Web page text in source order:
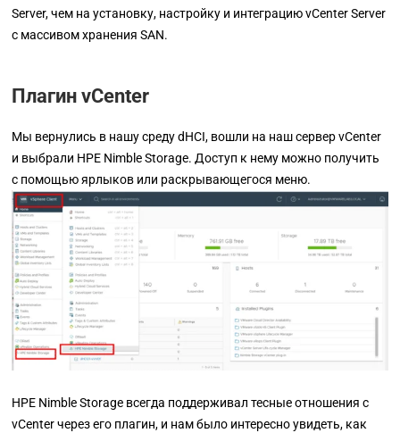
Server, чем на установку, настройку и интеграцию vCenter Server
с массивом хранения SAN.
Плагин vCenter
Мы вернулись в нашу среду dHCI, вошли на наш сервер vCenter
и выбрали HPE Nimble Storage. Доступ к нему можно получить
с помощью ярлыков или раскрывающегося меню.
HPE Nimble Storage всегда поддерживал тесные отношения с
vCenter через его плагин, и нам было интересно увидеть, как